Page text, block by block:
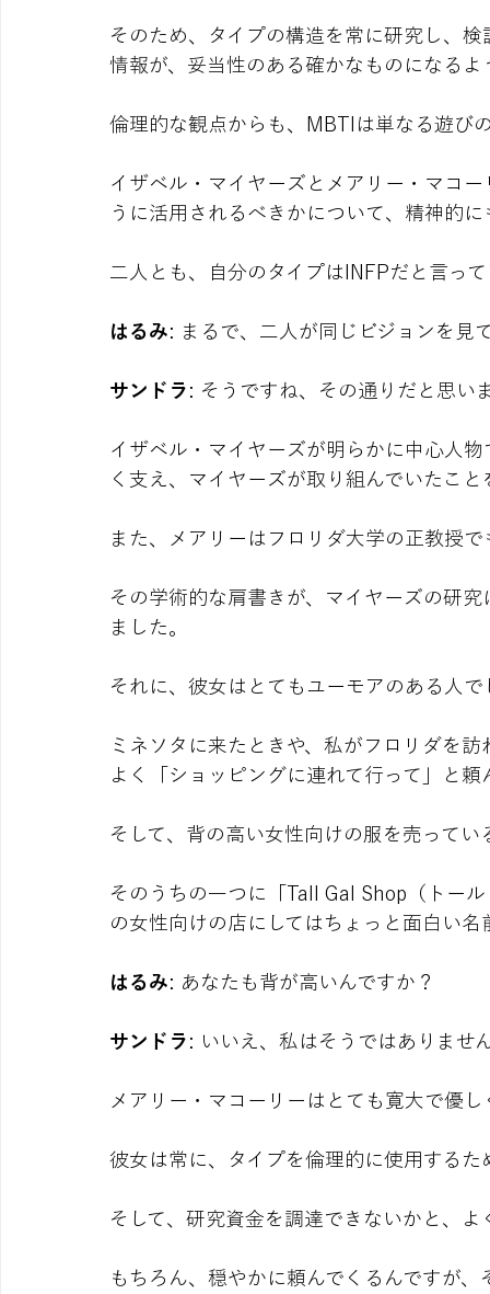
そのため、タイプの構造を常に研究し、
情報が、妥当性のある確かなものになるよ
倫理的な観点からも、MBTIは単なる遊び
イザベル・マイヤーズとメアリー・マコ
うに活用されるべきかについて、精神的
二人とも、自分のタイプはINFPだと言っ
はるみ: まるで、二人が同じビジョンを見
サンドラ : そうですね、その通りだと思い
イザベル・マイヤーズが明らかに中心人
く支え、マイヤーズが取り組んでいたこ
また、メアリーはフロリダ大学の正教授
その学術的な肩書きが、マイヤーズの研
ました。
それに、彼女はとてもユーモアのある人
ミネソタに来たときや、私がフロリダを
よく「ショッピングに連れて行って」と頼
そして、背の高い女性向けの服を売ってい
そのうちの一つに「Tall Gal Shop（トー
の女性向けの店にしてはちょっと面白い
はるみ: あなたも背が高いんですか？
サンドラ : いいえ、私はそうではありませ
メアリー・マコーリーはとても寛大で優
彼女は常に、タイプを倫理的に使用する
そして、研究資金を調達できないかと、
もちろん、穏やかに頼んでくるんですが